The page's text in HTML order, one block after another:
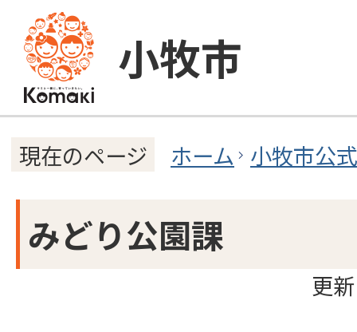
小牧市
現在のページ ホーム 小牧市公
みどり公園課
更